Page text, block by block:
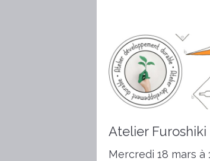
Atelier
Mercredi 18 mars à